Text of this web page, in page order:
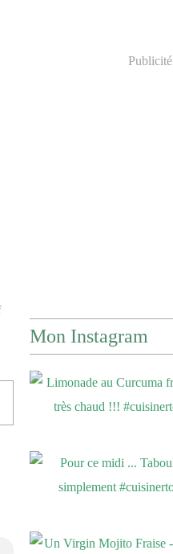
Publicité
Mon Instagram